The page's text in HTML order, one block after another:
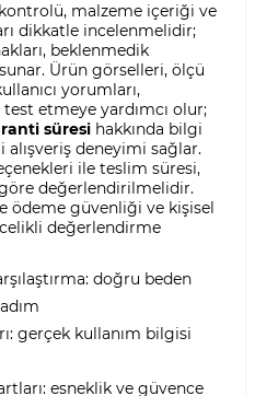
kontrolü, malzeme içeriği ve
dikkatle incelenmelidir;
beklenmedik
Ürün görselleri, ölçü
yorumları,
etmeye yardımcı olur;
süresihakkında bilgi
deneyimi sağlar.
ile teslim süresi,
değerlendirilmelidir.
ödeme güvenliği ve kişisel
değerlendirme
doğru beden
gerçek kullanım bilgisi
esneklik ve güvence